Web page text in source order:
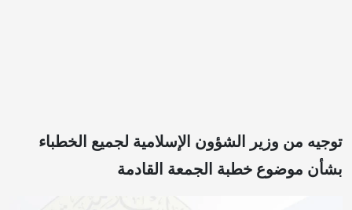
توجيه من وزير الشؤون الإسلامية لجميع الخطباء
بشأن موضوع خطبة الجمعة القادمة